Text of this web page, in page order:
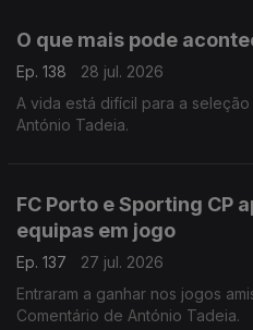
O que mais pode
Ep. 138
28 jul. 2026
A vida está difícil para a
António Tadeia.
FC Porto e Sporting CP
equipas em jogo
Ep. 137
27 jul. 2026
Entraram a ganhar nos jogos
Comentário de António Tadeia.